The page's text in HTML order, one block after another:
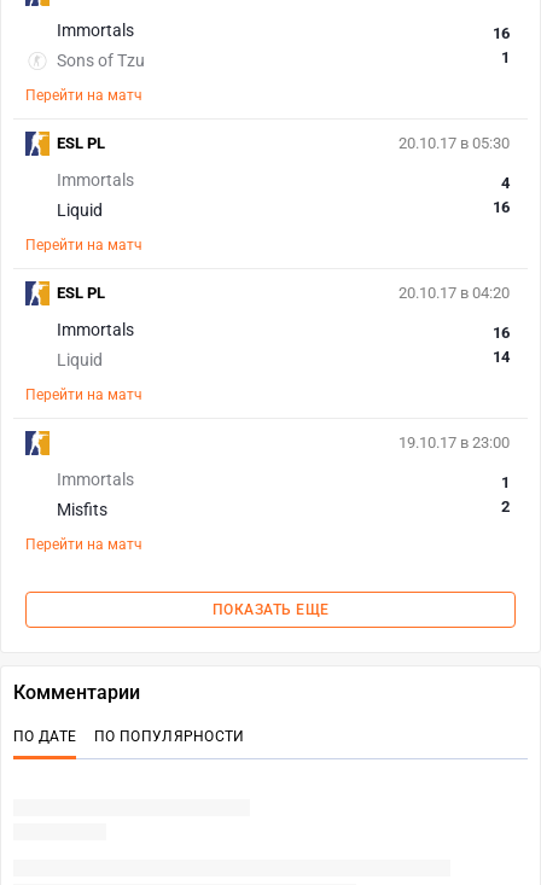
Immortals
Sons of Tzu
16
1
Перейти на матч
20.10.17 в 05:30
Immortals
Liquid
4
16
Перейти на матч
ESL PL
20.10.17 в 04:20
Immortals
Liquid
16
14
Перейти на матч
ESL PL
19.10.17 в 23:00
Immortals
Misfits
1
2
Перейти на матч
ПОКАЗАТЬ ЕЩЕ
Комментарии
ПО ДАТЕ ПО ПОПУЛЯРНОСТИ